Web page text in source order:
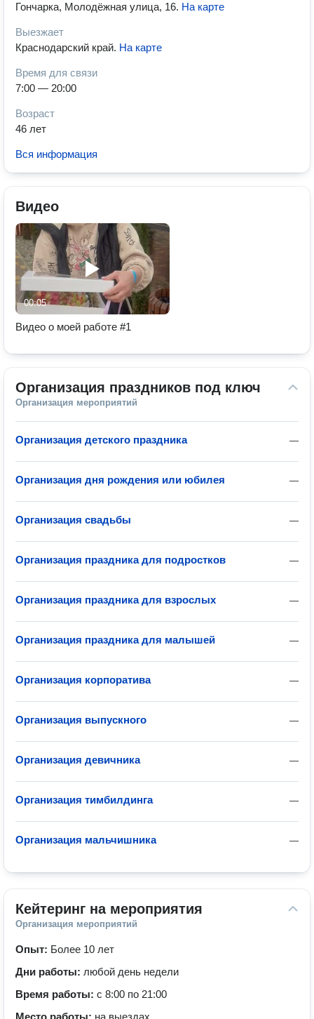
Гончарка, Молодёжная улица, 16. На карте
Выезжает
Краснодарский край. На карте
Время для связи
7:00 — 20:00
Возраст
46 лет
Вся информация
Видео
00:05
Видео о моей работе #1
Организация праздников под ключ
Организация мероприятий
—
Организация детского праздника
—
Организация дня рождения или юбилея
—
Организация свадьбы
—
Организация праздника для подростков
—
Организация праздника для взрослых
—
Организация праздника для малышей
—
Организация корпоратива
—
Организация выпускного
—
Организация девичника
—
Организация тимбилдинга
—
Организация мальчишника
Кейтеринг на мероприятия
Организация мероприятий
Опыт: Более 10 лет
Дни работы: любой день недели
Время работы: с 8:00 по 21:00
Место работы: на выездах